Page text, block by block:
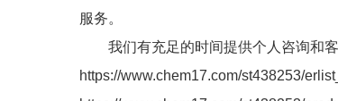
服务。
我们有充足的时间提供个人咨询和客
https://www.chem17.com/st438253/